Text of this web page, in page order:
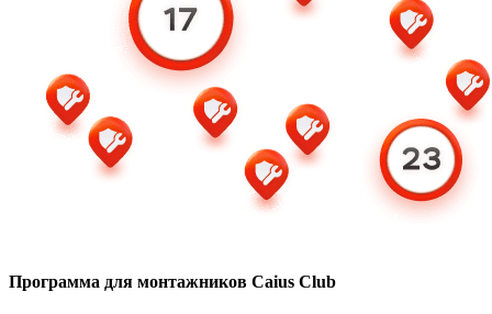
Программа для монтажников Caius Club